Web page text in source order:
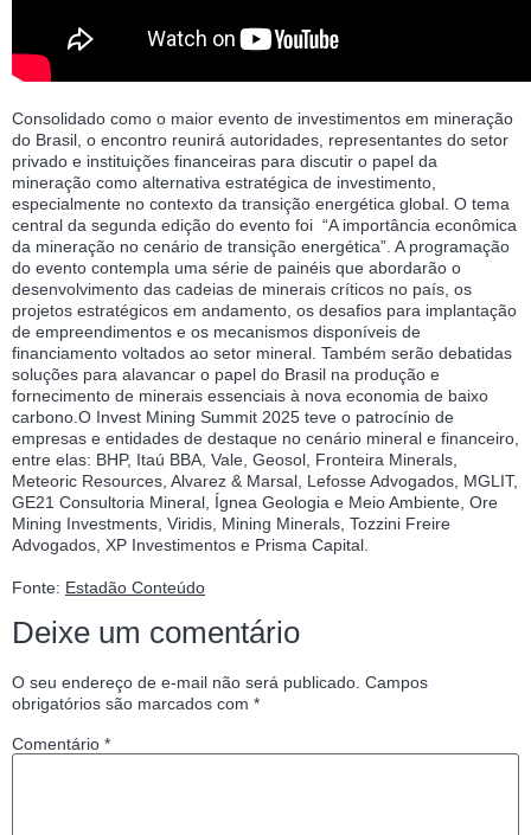
Consolidado como o maior evento de investimentos em mineração
do Brasil, o encontro reunirá autoridades, representantes do setor
privado e instituições financeiras para discutir o papel da
mineração como alternativa estratégica de investimento,
especialmente no contexto da transição energética global. O tema
central da segunda edição do evento foi “A importância econômica
da mineração no cenário de transição energética”. A programação
do evento contempla uma série de painéis que abordarão o
desenvolvimento das cadeias de minerais críticos no país, os
projetos estratégicos em andamento, os desafios para implantação
de empreendimentos e os mecanismos disponíveis de
financiamento voltados ao setor mineral. Também serão debatidas
soluções para alavancar o papel do Brasil na produção e
fornecimento de minerais essenciais à nova economia de baixo
carbono.O Invest Mining Summit 2025 teve o patrocínio de
empresas e entidades de destaque no cenário mineral e financeiro,
entre elas: BHP, Itaú BBA, Vale, Geosol, Fronteira Minerals,
Meteoric Resources, Alvarez & Marsal, Lefosse Advogados, MGLIT,
GE21 Consultoria Mineral, Ígnea Geologia e Meio Ambiente, Ore
Mining Investments, Viridis, Mining Minerals, Tozzini Freire
Advogados, XP Investimentos e Prisma Capital.
Fonte: Estadão Conteúdo
Deixe um comentário
O seu endereço de e-mail não será publicado. Campos
obrigatórios são marcados com *
Comentário *